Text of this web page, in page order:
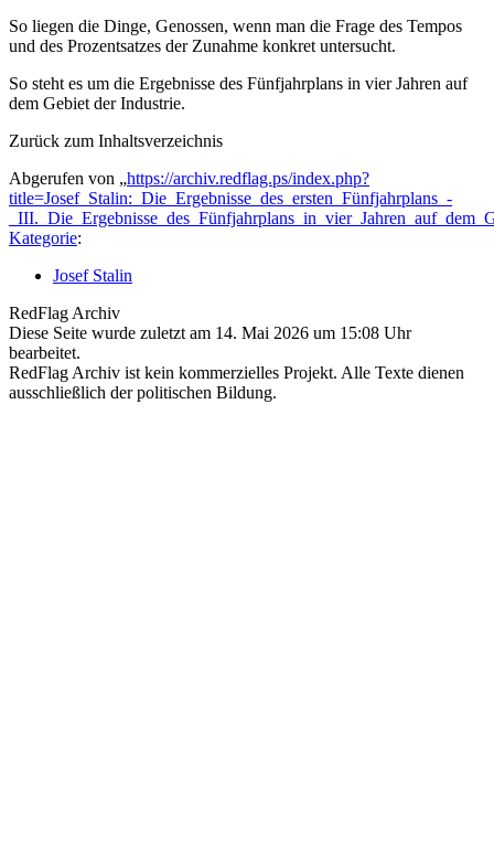
So liegen die Dinge, Genossen, wenn man die Frage des Tempos
und des Prozentsatzes der Zunahme konkret untersucht.
So steht es um die Ergebnisse des Fünfjahrplans in vier Jahren auf
dem Gebiet der Industrie.
Zurück zum Inhaltsverzeichnis
Abgerufen von „https://archiv.redflag.ps/index.php?
title=Josef_Stalin:_Die_Ergebnisse_des_ersten_Fünfjahrplans_-
Kategorie:
Josef Stalin
RedFlag Archiv
Diese Seite wurde zuletzt am 14. Mai 2026 um 15:08 Uhr
bearbeitet.
RedFlag Archiv ist kein kommerzielles Projekt. Alle Texte dienen
ausschließlich der politischen Bildung.